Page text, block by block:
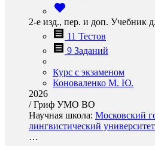
2-е изд., пер. и доп. Учебник
11 Тестов
9 Заданий
Курс с экзаменом
Коноваленко М. Ю.
2026
/Гриф УМО ВО
Научная школа: Московский
лингвистический
…